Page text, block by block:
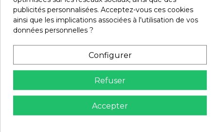
Marque
En stock 0 Produits
EAN-13
3662049109600
Infos livraisons
Retours et remboursements
publicités personnalisées. Acceptez-vous ces cookies
ainsi que les implications associées à l'utilisation de vos
données personnelles ?
Configurer
Refuser
Accepter